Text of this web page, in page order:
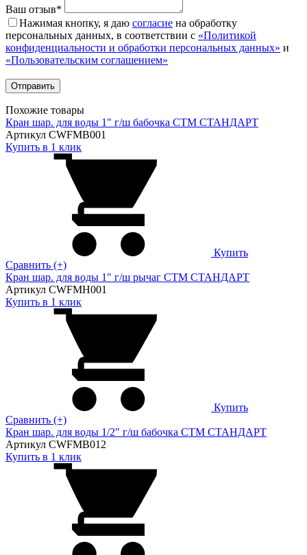
Ваш отзыв*
Нажимая кнопку, я даю согласие на обработку
персональных данных, в соответствии с «Политикой
конфиденциальности и обработки персональных данных» и
«Пользовательским соглашением»
Похожие товары
Кран шар. для воды 1" г/ш бабочка CTM СТАНДАРТ
Артикул CWFMB001
Купить в 1 клик
Купить
Сравнить (+)
Кран шар. для воды 1" г/ш рычаг CTM СТАНДАРТ
Артикул CWFMH001
Купить в 1 клик
Купить
Сравнить (+)
Кран шар. для воды 1/2" г/ш бабочка CTM СТАНДАРТ
Артикул CWFMB012
Купить в 1 клик